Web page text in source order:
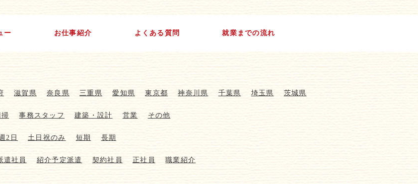
ー お仕事紹介 よくある質問 就業までの流れ
滋賀県 奈良県 三重県 愛知県 東京都 神奈川県 千葉県 埼玉県 茨城県
掃 事務スタッフ 建築・設計 営業 その他
2日 土日祝のみ 短期 長期
遣社員 紹介予定派遣 契約社員 正社員 職業紹介